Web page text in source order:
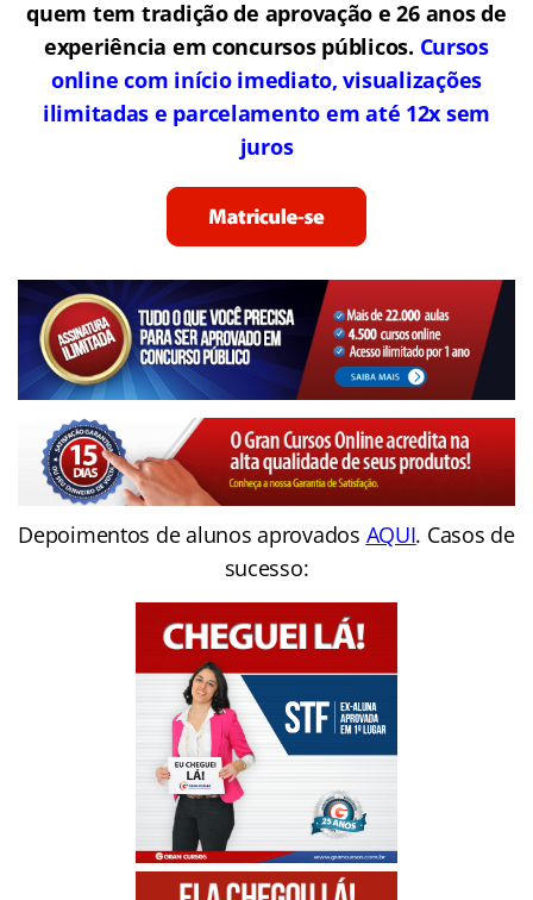
quem tem tradição de aprovação e 26 anos de
experiência em concursos públicos. Cursos
online com início imediato, visualizações
ilimitadas e parcelamento em até 12x sem
juros
Depoimentos de alunos aprovados AQUI. Casos de
sucesso: